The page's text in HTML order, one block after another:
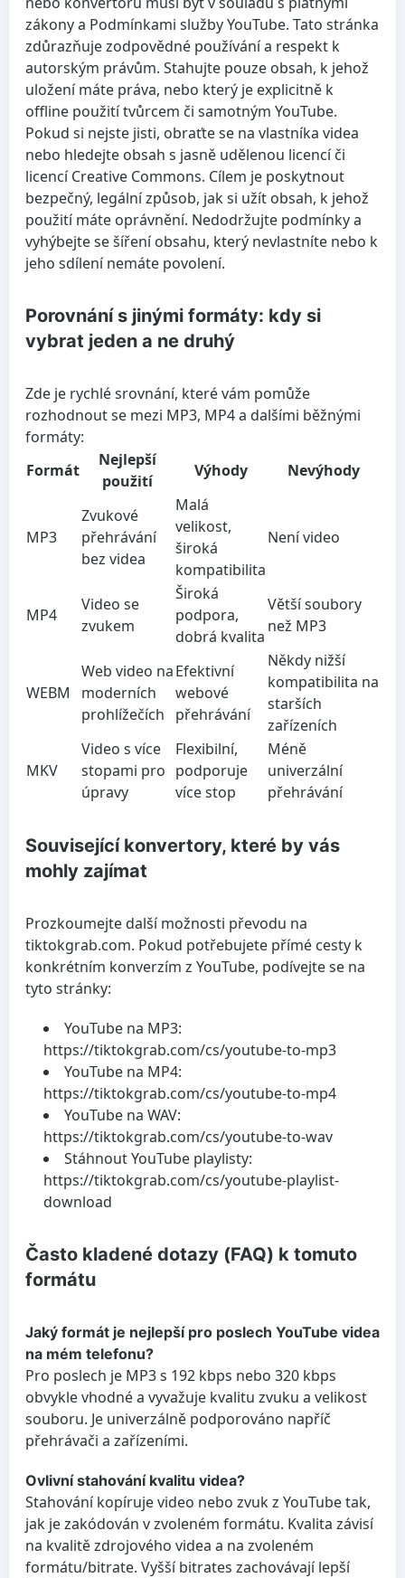
zákony a Podmínkami služby YouTube. Tato stránka
zdůrazňuje zodpovědné používání a respekt k
autorským právům. Stahujte pouze obsah, k jehož
uložení máte práva, nebo který je explicitně k
offline použití tvůrcem či samotným YouTube.
Pokud si nejste jisti, obraťte se na vlastníka videa
nebo hledejte obsah s jasně udělenou licencí či
licencí Creative Commons. Cílem je poskytnout
bezpečný, legální způsob, jak si užít obsah, k jehož
použití máte oprávnění. Nedodržujte podmínky a
vyhýbejte se šíření obsahu, který nevlastníte nebo k
jeho sdílení nemáte povolení.
Porovnání s jinými formáty: kdy si
vybrat jeden a ne druhý
Zde je rychlé srovnání, které vám pomůže
rozhodnout se mezi MP3, MP4 a dalšími běžnými
formáty:
Formát
Nejlepší
použití
Výhody Nevýhody
MP3
Zvukové
přehrávání
bez videa
Malá
velikost,
široká
kompatibilita
Není video
MP4
Video se
zvukem
Široká
podpora,
dobrá kvalita
Větší soubory
než MP3
WEBM
Web video na
moderních
prohlížečích
Efektivní
webové
přehrávání
Někdy nižší
kompatibilita na
starších
zařízeních
MKV
Video s více
stopami pro
úpravy
Flexibilní,
podporuje
více stop
Méně
univerzální
přehrávání
Související konvertory, které by vás
mohly zajímat
Prozkoumejte další možnosti převodu na
tiktokgrab.com. Pokud potřebujete přímé cesty k
konkrétním konverzím z YouTube, podívejte se na
tyto stránky:
YouTube na MP3:
https://tiktokgrab.com/cs/youtube-to-mp3
YouTube na MP4:
https://tiktokgrab.com/cs/youtube-to-mp4
YouTube na WAV:
https://tiktokgrab.com/cs/youtube-to-wav
Stáhnout YouTube playlisty:
https://tiktokgrab.com/cs/youtube-playlist-
download
Často kladené dotazy (FAQ) k tomuto
formátu
Jaký formát je nejlepší pro poslech YouTube videa
na mém telefonu?
Pro poslech je MP3 s 192 kbps nebo 320 kbps
obvykle vhodné a vyvažuje kvalitu zvuku a velikost
souboru. Je univerzálně podporováno napříč
přehrávači a zařízeními.
Ovlivní stahování kvalitu videa?
Stahování kopíruje video nebo zvuk z YouTube tak,
jak je zakódován v zvoleném formátu. Kvalita závisí
na kvalitě zdrojového videa a na zvoleném
formátu/bitrate. Vyšší bitrates zachovávají lepší